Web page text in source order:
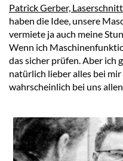
Patrick Gerber,
haben die Idee, unsere
vermiete ja auch meine
Wenn ich
das sicher prüfen. Aber ich
natürlich lieber alles bei
wahrscheinlich bei uns